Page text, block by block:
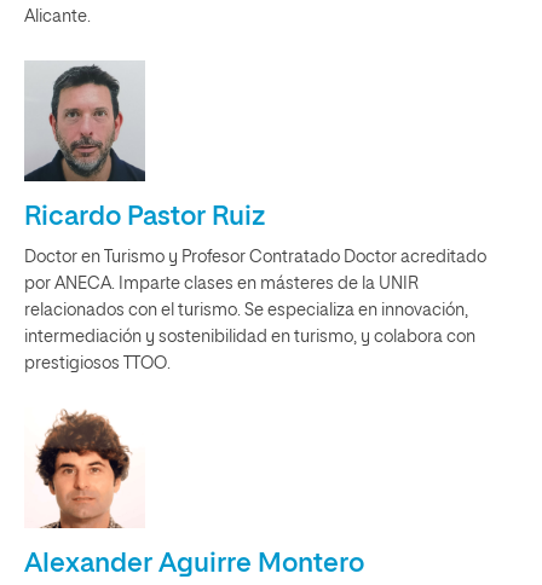
Alicante.
Ricardo Pastor Ruiz
Doctor en Turismo y Profesor Contratado Doctor acreditado
por ANECA. Imparte clases en másteres de la UNIR
relacionados con el turismo. Se especializa en innovación,
intermediación y sostenibilidad en turismo, y colabora con
prestigiosos TTOO.
Alexander Aguirre Montero